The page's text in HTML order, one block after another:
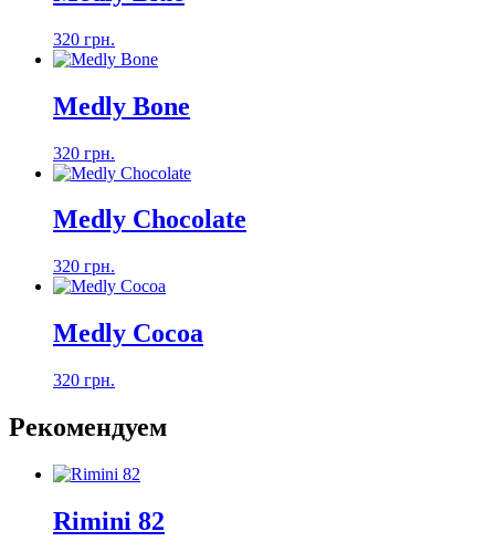
320 грн.
Medly Bone
320 грн.
Medly Chocolate
320 грн.
Medly Cocoa
320 грн.
Рекомендуем
Rimini 82